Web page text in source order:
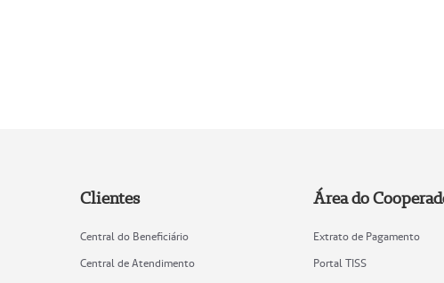
Clientes
Central do Beneficiário
Central de Atendimento
Área do
Extrato de Pagamento
Portal TISS